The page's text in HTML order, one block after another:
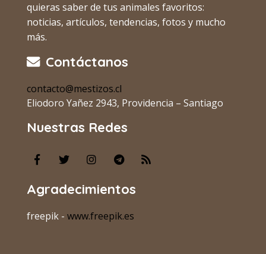
quieras saber de tus animales favoritos:
noticias, artículos, tendencias, fotos y mucho
más.
Contáctanos
contacto@mestizos.cl
Eliodoro Yañez 2943, Providencia – Santiago
Nuestras Redes
Agradecimientos
freepik - www.freepik.es